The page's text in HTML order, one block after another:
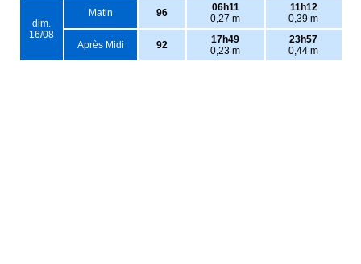
dim.
16/08
Matin 96
06h11
0,27 m
11h12
0,39 m
Après Midi 92
17h49
0,23 m
23h57
0,44 m